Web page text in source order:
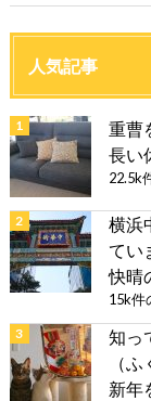
人気記事
重曹
長い
22.5k
横浜
てい
快晴
15k件
知っ
（
新年